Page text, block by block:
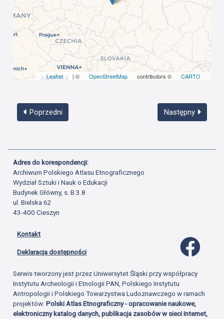
Leaflet | © OpenStreetMap contributors © CARTO
Poprzedni Następny
Adres do korespondencji:
Archiwum Polskiego Atlasu Etnograficznego
Wydział Sztuki i Nauk o Edukacji
Budynek Główny, s. B.3.8
ul. Bielska 62
43-400 Cieszyn
Kontakt
Deklaracja dostępności
Serwis tworzony jest przez Uniwersytet Śląski przy współpracy
Instytutu Archeologii i Etnologii PAN, Polskiego Instytutu
Antropologii i Polskiego Towarzystwa Ludoznawczego w ramach
projektów:Polski Atlas Etnograficzny - opracowanie naukowe,
elektroniczny katalog danych, publikacja zasobów w sieci Internet,